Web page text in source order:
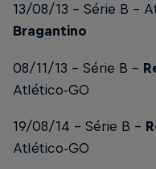
13/08/13 – Série B –
Bragantino
08/11/13 – Série B –
Atlético-GO
19/08/14 – Série B –
Atlético-GO